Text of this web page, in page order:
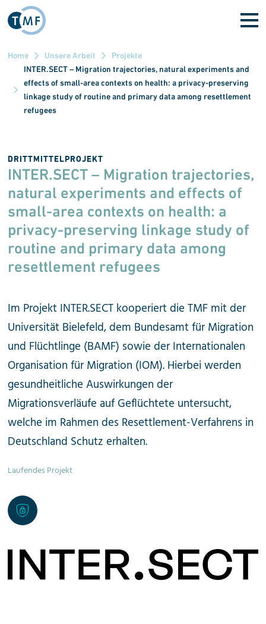
Direkt zum Inhalt
Home Unsere Arbeit
Projekte
INTER.SECT – Migration trajectories, natural experiments and
effects of small-area contexts on health: a privacy-preserving
linkage study of routine and primary data among resettlement
refugees
DRITTMITTELPROJEKT
INTER.SECT – Migration trajectories,
natural experiments and effects of
small-area contexts on health: a
privacy-preserving linkage study of
routine and primary data among
resettlement refugees
Im Projekt INTER.SECT kooperiert die TMF mit der
Universität Bielefeld, dem Bundesamt für Migration
und Flüchtlinge (BAMF) sowie der Internationalen
Organisation für Migration (IOM). Hierbei werden
gesundheitliche Auswirkungen der
Migrationsverläufe auf Geflüchtete untersucht,
welche im Rahmen des Resettlement-Verfahrens in
Deutschland Schutz erhalten.
Laufendes Projekt